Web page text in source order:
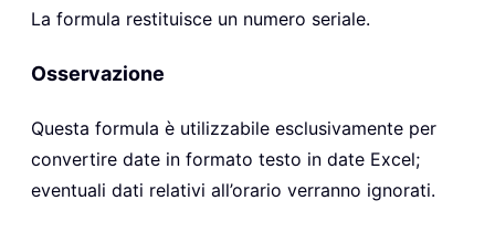
La formula restituisce un numero seriale.
Osservazione
Questa formula è utilizzabile esclusivamente per
convertire date in formato testo in date Excel;
eventuali dati relativi all’orario verranno ignorati.